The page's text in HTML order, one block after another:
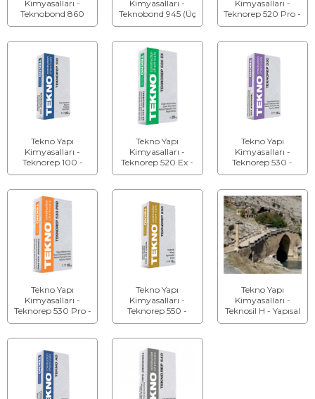
Kimyasalları -
Teknobond 860
(Üç Bileşenli) -
Kimyasalları -
Teknobond 945 (Üç
Bileşenli) - Epoksi
Kimyasalları -
Teknorep 520 Pro -
Hidrolik Kireç Esaslı
Tekno Yapı
Kimyasalları -
Teknorep 100 -
Çimento Esaslı
Tekno Yapı
Kimyasalları -
Teknorep 520 Ex -
Doğal Hidrolik
Tekno Yapı
Kimyasalları -
Teknorep 530 -
Doğal Hidrolik
Enjeksiyon Harcı
Tekno Yapı
Kimyasalları -
Teknorep 530 Pro -
Doğal Hidrolik
Tekno Yapı
Kimyasalları -
Teknorep 550 -
Doğal Hidrolik
Tekno Yapı
Kimyasalları -
Teknosil H - Yapısal
Taș Güçlendirici